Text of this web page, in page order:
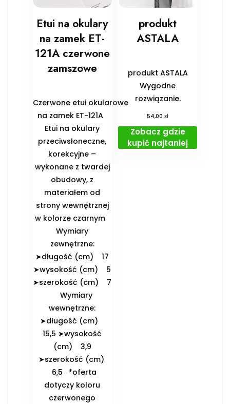
Etui na okulary
na zamek ET-
121A czerwone
zamszowe
Czerwone etui okularowe
na zamek ET-121A
Etui na okulary
przeciwsłoneczne,
korekcyjne –
wykonane z twardej
obudowy, z
materiałem od
strony wewnętrznej
w kolorze czarnym
️Wymiary
zewnętrzne:
➤długość (cm) 17
➤wysokość (cm) 5
➤szerokość (cm) 7
️Wymiary
wewnętrzne:
➤długość (cm)
15,5 ➤wysokość
(cm) 3,9
➤szerokość (cm)
6,5 *oferta
dotyczy koloru
czerwonego
produkt
ASTALA
produkt ASTALA
Wygodne
rozwiązanie.
54,00zł
Zobacz gdzie
kupić najtaniej